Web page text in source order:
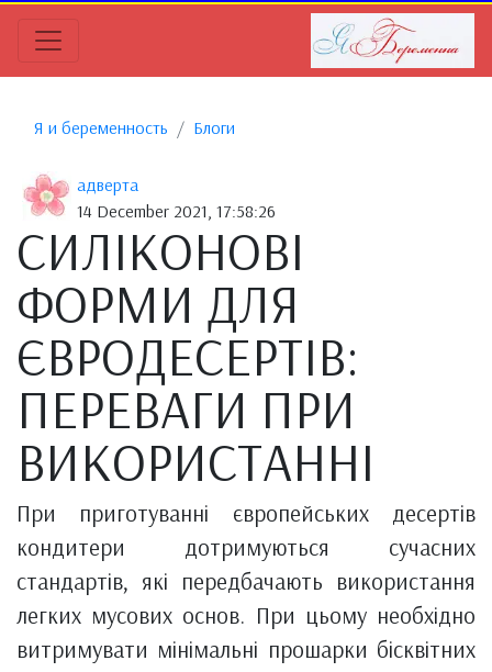
Я и беременность Блоги
адверта
14 December 2021, 17:58:26
СИЛІКОНОВІ
ФОРМИ ДЛЯ
ЄВРОДЕСЕРТІВ:
ПЕРЕВАГИ ПРИ
ВИКОРИСТАННІ
При приготуванні європейських десертів
кондитери дотримуються сучасних
стандартів, які передбачають використання
легких мусових основ. При цьому необхідно
витримувати мінімальні прошарки бісквітних